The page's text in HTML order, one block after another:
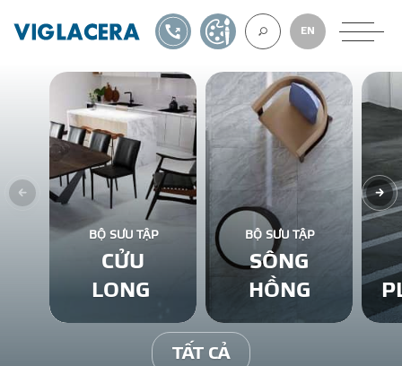
VỀ CHÚNG
GẠCH ỐP LÁT
BÊ TÔNG KHÍ
NGÓI LỢP
EN
1900561582TỰ THIẾT KẾ
BỘ SƯU TẬP
CỬU
LONG
BỘ SƯU TẬP
SÔNG
HỒNG
TẤT CẢ